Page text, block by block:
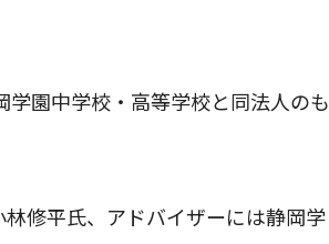
園中学校・高等学校と同法人のも
修平氏、アドバイザーには静岡学